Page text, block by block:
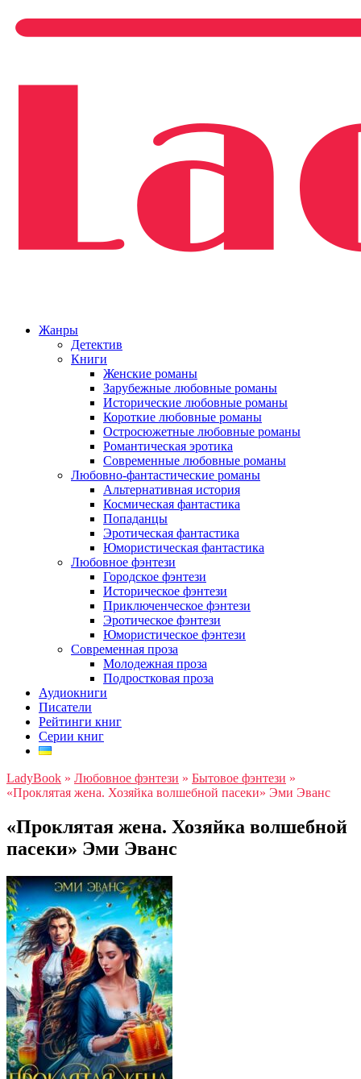
Жанры
Детектив
Книги
Женские романы
Зарубежные любовные романы
Исторические любовные романы
Короткие любовные романы
Остросюжетные любовные романы
Романтическая эротика
Современные любовные романы
Любовно-фантастические романы
Альтернативная история
Космическая фантастика
Попаданцы
Эротическая фантастика
Юмористическая фантастика
Любовное фэнтези
Городское фэнтези
Историческое фэнтези
Приключенческое фэнтези
Эротическое фэнтези
Юмористическое фэнтези
Современная проза
Молодежная проза
Подростковая проза
Аудиокниги
Писатели
Рейтинги книг
Серии книг
LadyBook » Любовное фэнтези » Бытовое фэнтези »
«Проклятая жена. Хозяйка волшебной пасеки» Эми Эванс
«Проклятая жена. Хозяйка волшебной
пасеки» Эми Эванс